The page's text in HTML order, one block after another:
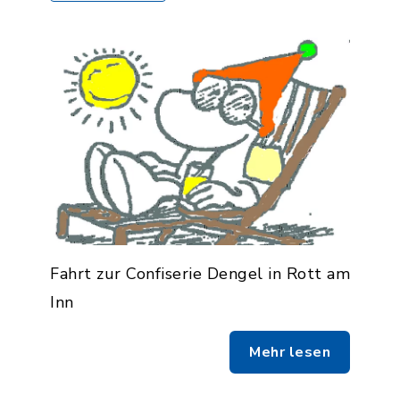
Fahrt zur Confiserie Dengel in Rott am
Inn
Mehr lesen